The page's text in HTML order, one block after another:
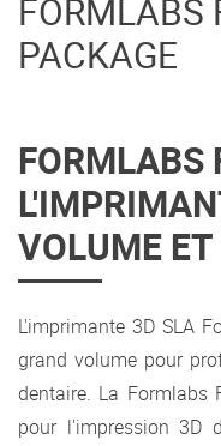
FORMLABS
PACKAGE
FORMLABS
VOLUME
L'imprimante 3D SLA
grand volume pour
dentaire. La Formlabs
pour l'impression 3D